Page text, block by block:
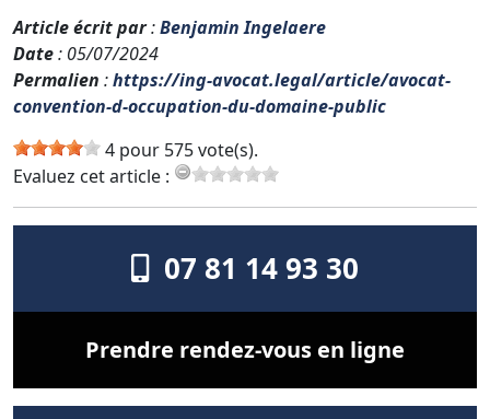
Article écrit par:Benjamin Ingelaere
Date: 05/07/2024
Permalien :https://ing-avocat.legal/article/avocat-
convention-d-occupation-du-domaine-public
4 pour 575 vote(s).
Evaluez cet article :
07 81 14 93 30
Prendre rendez-vous en ligne